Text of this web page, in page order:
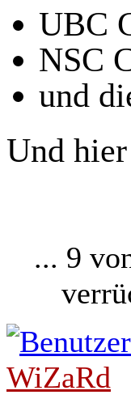
UBC
NSC
und
Und
... 9
WiZaRd